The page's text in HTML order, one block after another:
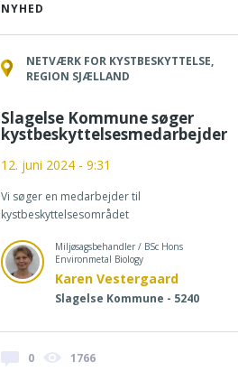
NYHED
NETVÆRK FOR KYSTBESKYTTELSE,
REGION SJÆLLAND
Slagelse Kommune søger
kystbeskyttelsesmedarbejder
12. juni 2024 - 9:31
Vi søger en medarbejder til
kystbeskyttelsesområdet
Miljøsagsbehandler / BSc Hons
Environmetal Biology
Karen Vestergaard
Slagelse Kommune - 5240
0 1766